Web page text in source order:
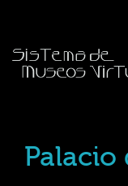
Palacio